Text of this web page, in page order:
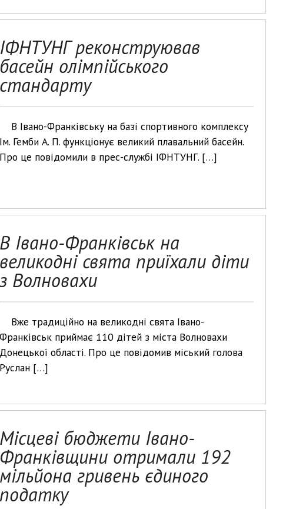
ІФНТУНГ реконструював
басейн олімпійського
стандарту
В Івано-Франківську на базі спортивного комплексу
Ім. Гемби А. П. функціонує великий плавальний басейн.
Про це повідомили в прес-службі ІФНТУНГ. […]
В Івано-Франківськ на
великодні свята приїхали діти
з Волновахи
Вже традиційно на великодні свята Івано-
Франківськ приймає 110 дітей з міста Волновахи
Донецької області. Про це повідомив міський голова
Руслан […]
Місцеві бюджети Івано-
Франківщини отримали 192
мільйона гривень єдиного
податку